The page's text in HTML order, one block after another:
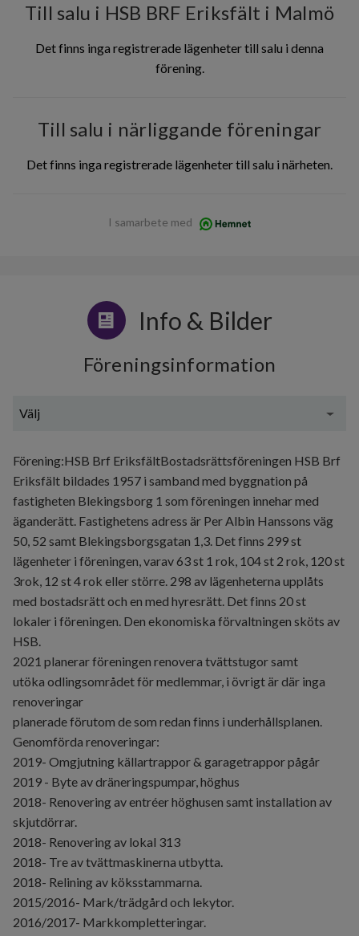
Till salu i HSB BRF Eriksfält i Malmö
Det finns inga registrerade lägenheter till salu i denna
förening.
Till salu i närliggande föreningar
Det finns inga registrerade lägenheter till salu i närheten.
I samarbete med
Info & Bilder
Föreningsinformation
Välj
Förening:HSB Brf EriksfältBostadsrättsföreningen HSB Brf
Eriksfält bildades 1957 i samband med byggnation på
fastigheten Blekingsborg 1 som föreningen innehar med
äganderätt. Fastighetens adress är Per Albin Hanssons väg
50, 52 samt Blekingsborgsgatan 1,3. Det finns 299 st
lägenheter i föreningen, varav 63 st 1 rok, 104 st 2 rok, 120 st
3rok, 12 st 4 rok eller större. 298 av lägenheterna upplåts
med bostadsrätt och en med hyresrätt. Det finns 20 st
lokaler i föreningen. Den ekonomiska förvaltningen sköts av
HSB.
2021 planerar föreningen renovera tvättstugor samt
utöka odlingsområdet för medlemmar, i övrigt är där inga
renoveringar
planerade förutom de som redan finns i underhållsplanen.
Genomförda renoveringar:
2019- Omgjutning källartrappor & garagetrappor pågår
2019 - Byte av dräneringspumpar, höghus
2018- Renovering av entréer höghusen samt installation av
skjutdörrar.
2018- Renovering av lokal 313
2018- Tre av tvättmaskinerna utbytta.
2018- Relining av köksstammarna.
2015/2016- Mark/trädgård och lekytor.
2016/2017- Markkompletteringar.